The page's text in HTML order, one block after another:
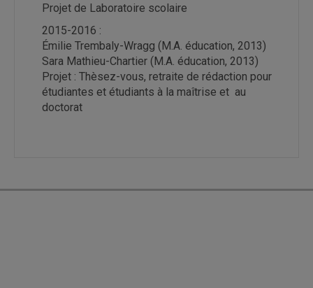
Projet de Laboratoire scolaire
2015-2016 :
Émilie Trembaly-Wragg (M.A. éducation, 2013)
Sara Mathieu-Chartier (M.A. éducation, 2013)
Projet : Thèsez-vous, retraite de rédaction pour
étudiantes et étudiants à la maîtrise et au
doctorat